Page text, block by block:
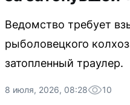
Ведомство требует
рыболовецкого
затопленный траулер.
8 июля, 2026, 08:28 10